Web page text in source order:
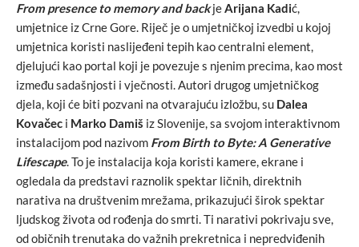
From presence to memory and backjeArijana Kadić,
umjetnice iz Crne Gore. Riječ je o umjetničkoj izvedbi u kojoj
umjetnica koristi naslijeđeni tepih kao centralni element,
djelujući kao portal koji je povezuje s njenim precima, kao most
između sadašnjosti i vječnosti. Autori drugog umjetničkog
djela, koji će biti pozvani na otvarajuću izložbu, su Dalea
Kovačec i Marko Damiš iz Slovenije, sa svojom interaktivnom
instalacijom pod nazivom From Birth to Byte: A Generative
Lifescape. To je instalacija koja koristi kamere, ekrane i
ogledala da predstavi raznolik spektar ličnih, direktnih
narativa na društvenim mrežama, prikazujući širok spektar
ljudskog života od rođenja do smrti. Ti narativi pokrivaju sve,
od običnih trenutaka do važnih prekretnica i nepredviđenih